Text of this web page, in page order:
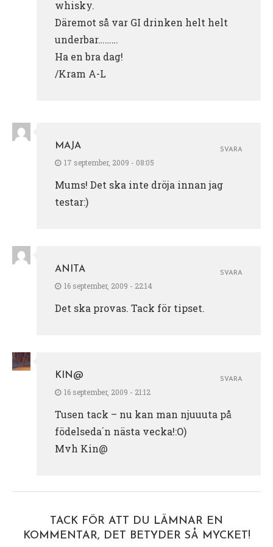
whisky.
Däremot så var GI drinken helt helt
underbar………
Ha en bra dag!
/Kram A-L
MAJA
17 september, 2009 - 08:05
Mums! Det ska inte dröja innan jag
testar:)
SVARA
ANITA
16 september, 2009 - 22:14
Det ska provas. Tack för tipset.
SVARA
KIN@
16 september, 2009 - 21:12
Tusen tack – nu kan man njuuuta på
födelseda´n nästa vecka!:O)
Mvh Kin@
SVARA
TACK FÖR ATT DU LÄMNAR EN
KOMMENTAR, DET BETYDER SÅ MYCKET!